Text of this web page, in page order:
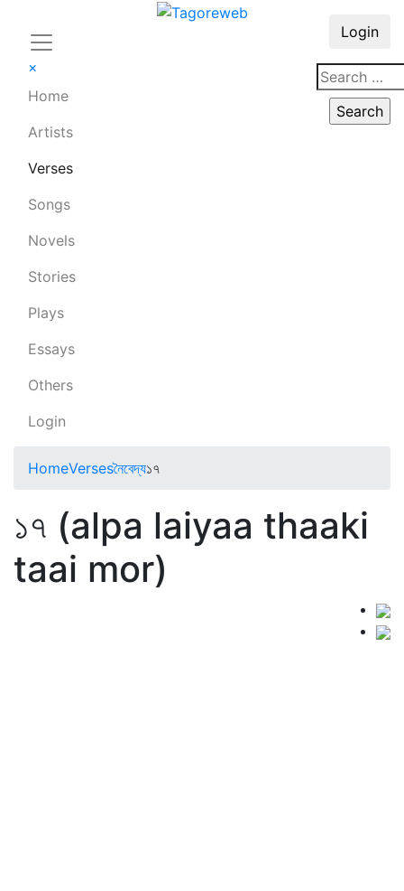
×
Home
Artists
Verses
Songs
Novels
Stories
Plays
Essays
Others
Login
Login
HomeVersesনৈবেদ্য১৭
১৭ (alpa laiyaa thaaki
taai mor)